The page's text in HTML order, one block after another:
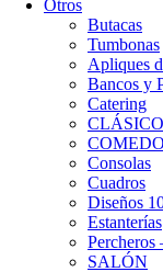
Otros
Butacas
Tumbonas
Apliques
Bancos y
Catering
Consolas
Cuadros
Diseños
Estanterías
Percheros
SALÓN